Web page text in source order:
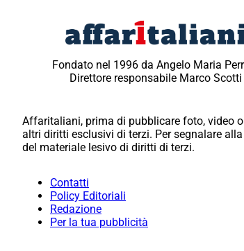
Fondato nel 1996 da Angelo Maria
Direttore responsabile Marco Scotti
Affaritaliani, prima di pubblicare foto, video
altri diritti esclusivi di terzi. Per segnalare
del materiale lesivo di diritti di terzi.
Contatti
Policy Editoriali
Redazione
Per la tua pubblicità